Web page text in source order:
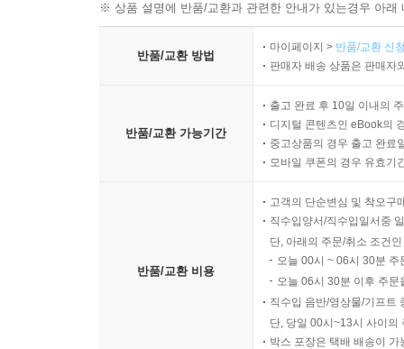
※ 상품 설명에 반품/교환과 관련한 안내가 있는경우 아
반품/교환 방법
마이페이지 > 반품/교환 신
판매자 배송 상품은 판매자
반품/교환 가능기간
출고 완료 후 10일 이내의
디지털 콘텐츠인 eBook의
중고상품의 경우 출고 완료
모바일 쿠폰의 경우 유효기
반품/교환 비용
고객의 단순변심 및 착오구
직수입양서/직수입일서중
단, 아래의 주문/취소 조건
오늘 00시 ~ 06시 30분
오늘 06시 30분 이후 주
직수입 음반/영상물/기프트
단, 당일 00시~13시 사이의
박스 포장은 택배 배송이